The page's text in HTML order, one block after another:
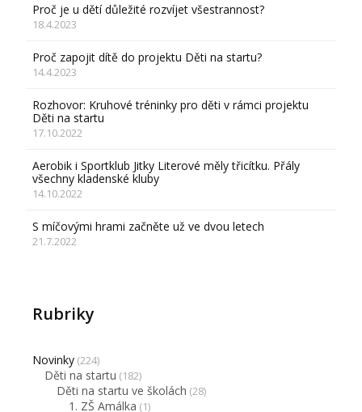
Proč je u dětí důležité rozvíjet všestrannost?
18.4.2023
Proč zapojit dítě do projektu Děti na startu?
14.4.2023
Rozhovor: Kruhové tréninky pro děti v rámci projektu
Děti na startu
17.10.2022
Aerobik i Sportklub Jitky Literové měly třicítku. Přály
všechny kladenské kluby
14.10.2022
S míčovými hrami začněte už ve dvou letech
21.7.2022
Rubriky
Novinky (224)
Děti na startu (182)
Děti na startu ve školách (28)
1. ZŠ Amálka (1)